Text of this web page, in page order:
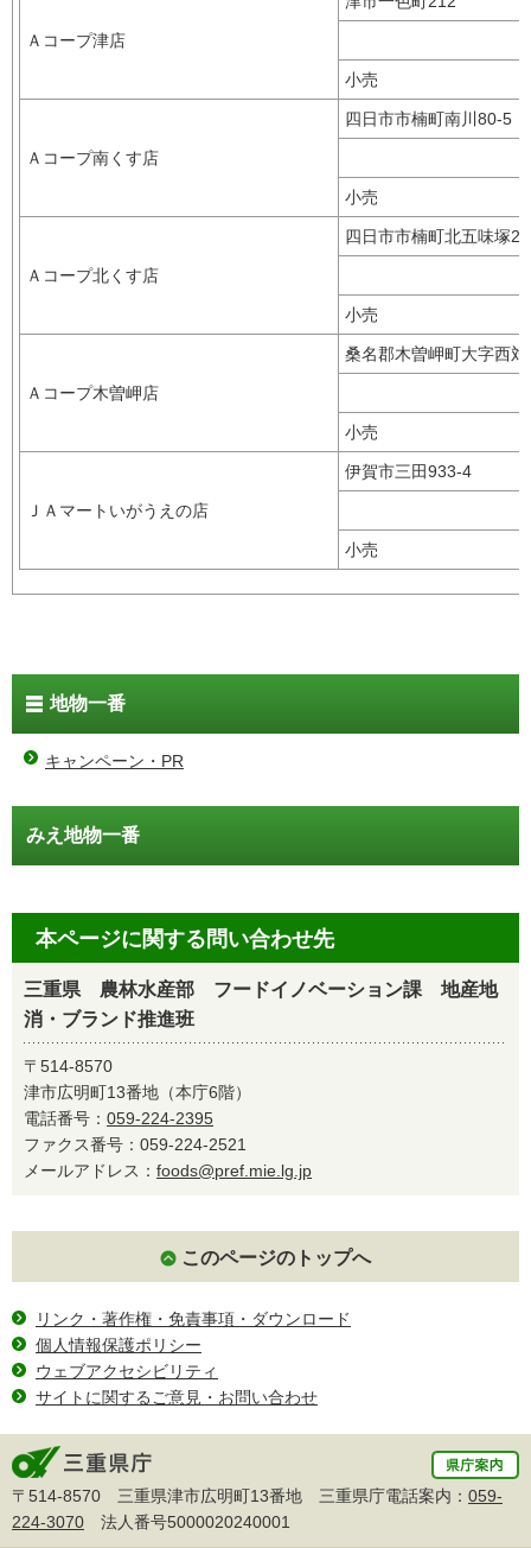
Ａコープ津店
小売
Ａコープ南くす店
四日市市楠町南川80-5
小売
Ａコープ北くす店
四日市市楠町北五味塚
小売
Ａコープ木曽岬店
桑名郡木曽岬町大字西
小売
ＪＡマートいがうえの店
伊賀市三田933-4
小売
地物一番
キャンペーン・PR
みえ地物一番
本ページに関する問い合わせ先
三重県 農林水産部 フードイノベーション課 地産地
消・ブランド推進班
〒514-8570
津市広明町13番地（本庁6階）
電話番号： 059-224-2395
ファクス番号：059-224-2521
メールアドレス： foods@pref.mie.lg.jp
このページのトップへ
リンク・著作権・免責事項・ダウンロード
個人情報保護ポリシー
ウェブアクセシビリティ
サイトに関するご意見・お問い合わせ
〒514-8570 三重県津市広明町13番地 三重県庁電話案内： 059-
224-3070 法人番号5000020240001